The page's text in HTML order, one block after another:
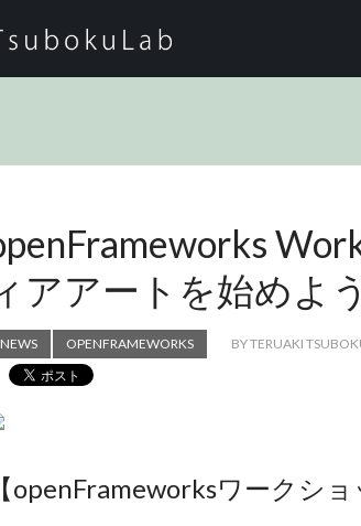
アアートを始めよ
NEWS OPENFRAMEWORKS BY TERUAKI
【openFrameworksワークシ